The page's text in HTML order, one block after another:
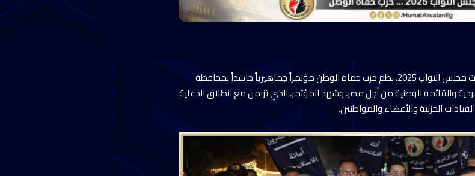
في إطار الاستعدادات المكثفة لخوض انتخابات مجلس النواب 2025، نظم حزب حماة الوطن مؤتمراً جماهيرياً حاشداً بمحافظة
والقائمة الوطنية من أجل مصر، وشهد المؤتمر، الذي تزامن مع انطلاق الدعاية
الحزبية والأعضاء والمواطنين.